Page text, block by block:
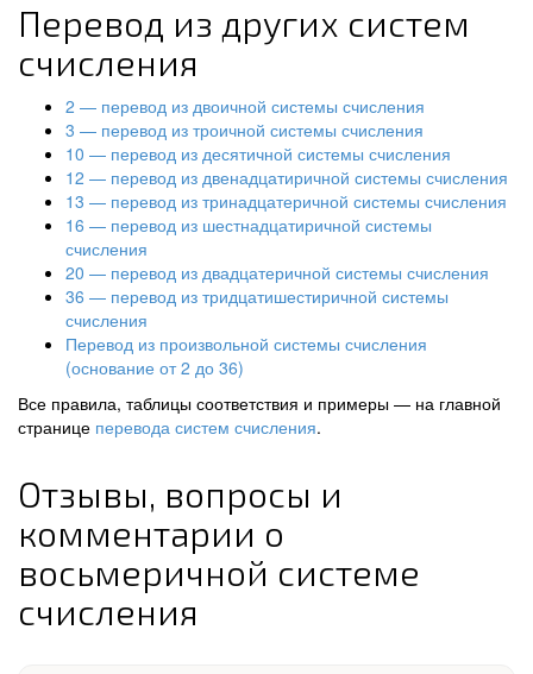
Перевод из других систем
счисления
2 — перевод из двоичной системы счисления
3 — перевод из троичной системы счисления
10 — перевод из десятичной системы счисления
12 — перевод из двенадцатиричной системы счисления
13 — перевод из тринадцатеричной системы счисления
16 — перевод из шестнадцатиричной системы
счисления
20 — перевод из двадцатеричной системы счисления
36 — перевод из тридцатишестиричной системы
счисления
Перевод из произвольной системы счисления
(основание от 2 до 36)
Все правила, таблицы соответствия и примеры — на главной
странице перевода систем счисления.
Отзывы, вопросы и
комментарии о
восьмеричной системе
счисления